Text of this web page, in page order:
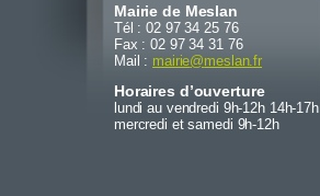
Mairie de Meslan
Tél : 02 97 34 25 76
Fax : 02 97 34 31 76
Mail : mairie@meslan.fr
Horaires d’ouverture
lundi au vendredi 9h-12h 14h-17h
mercredi et samedi 9h-12h